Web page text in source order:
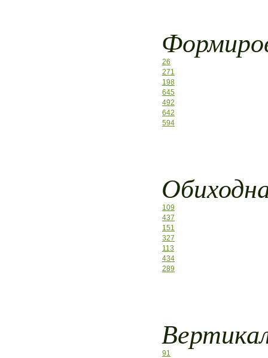
26
271
198
645
492
642
594
109
437
151
327
113
434
289
91